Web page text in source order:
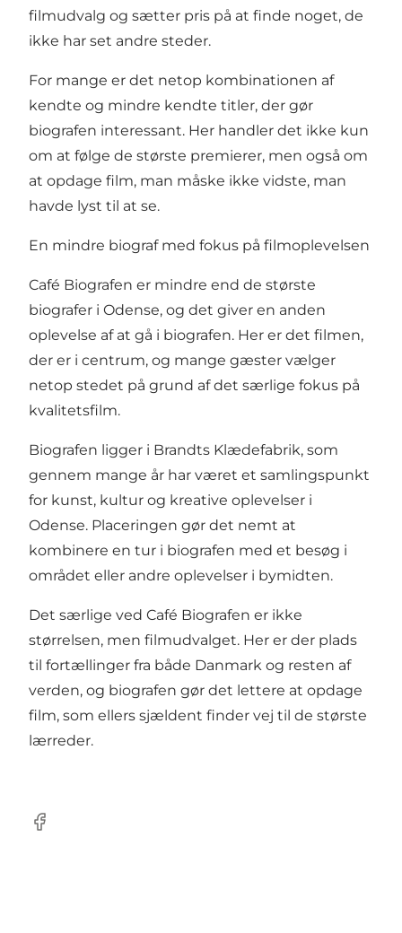
filmudvalg og sætter pris på at finde noget, de
ikke har set andre steder.
For mange er det netop kombinationen af
kendte og mindre kendte titler, der gør
biografen interessant. Her handler det ikke kun
om at følge de største premierer, men også om
at opdage film, man måske ikke vidste, man
havde lyst til at se.
En mindre biograf med fokus på filmoplevelsen
Café Biografen er mindre end de største
biografer i Odense, og det giver en anden
oplevelse af at gå i biografen. Her er det filmen,
der er i centrum, og mange gæster vælger
netop stedet på grund af det særlige fokus på
kvalitetsfilm.
Biografen ligger i Brandts Klædefabrik, som
gennem mange år har været et samlingspunkt
for kunst, kultur og kreative oplevelser i
Odense. Placeringen gør det nemt at
kombinere en tur i biografen med et besøg i
området eller andre oplevelser i bymidten.
Det særlige ved Café Biografen er ikke
størrelsen, men filmudvalget. Her er der plads
til fortællinger fra både Danmark og resten af
verden, og biografen gør det lettere at opdage
film, som ellers sjældent finder vej til de største
lærreder.
Facebook